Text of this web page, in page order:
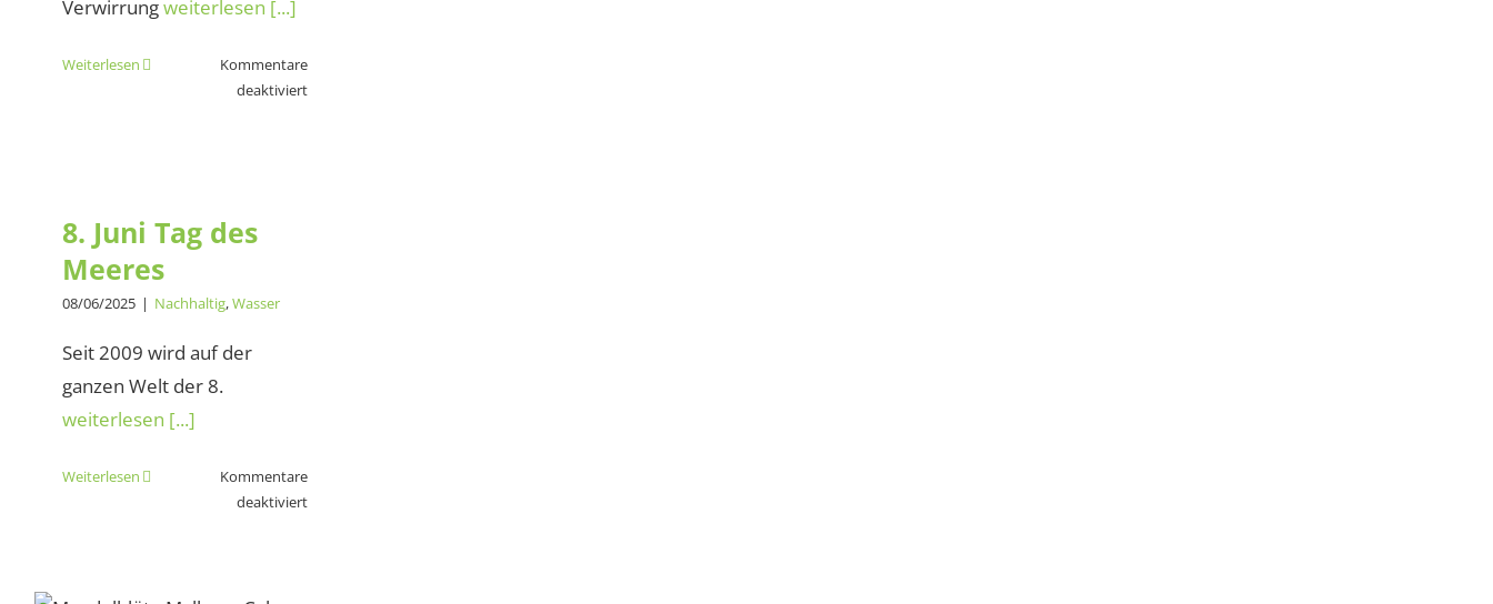
Verwirrungweiterlesen [...]
Weiterlesen
Kommentare
deaktiviertfür
Meeres
8. Juni Tag des
Meeres
08/06/2025 | Nachhaltig,Wasser
Seit 2009 wird auf der
ganzen Welt der 8.
weiterlesen [...]
Weiterlesen
Kommentare
deaktiviertfür